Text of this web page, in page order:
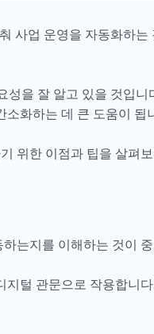
사업 운영을 자동화하
을 잘 알고 있을 것입
소화하는 데 큰 도움이 됩
위한 이점과 팁을 살펴
는지를 이해하는 것이
털 관문으로 작용합니